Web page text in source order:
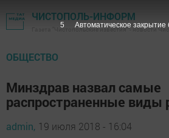
ЧИСТОПОЛЬ-ИНФОРМ
Газета "Чистопольские известия" - новости
ОБЩЕСТВО
Минздрав назвал самые
распространенные виды
admin, 19 июля 2018 - 16:04
4 Автоматическое закрытие